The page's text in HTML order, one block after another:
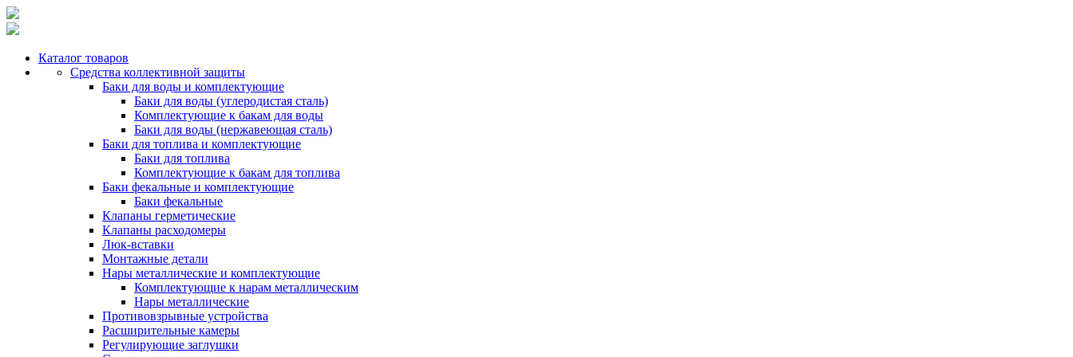
Каталог товаров
Средства коллективной защиты
Баки для воды и комплектующие
Баки для воды (углеродистая сталь)
Комплектующие к бакам для воды
Баки для воды (нержавеющая сталь)
Баки для топлива и комплектующие
Баки для топлива
Комплектующие к бакам для топлива
Баки фекальные и комплектующие
Баки фекальные
Клапаны герметические
Клапаны расходомеры
Люк-вставки
Монтажные детали
Нары металлические и комплектующие
Комплектующие к нарам металлическим
Нары металлические
Противовзрывные устройства
Расширительные камеры
Регулирующие заглушки